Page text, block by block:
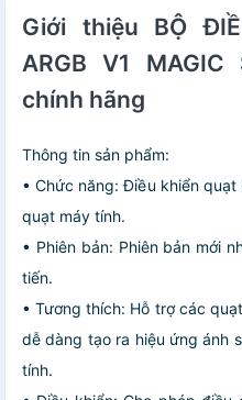
Giới thiệu BỘ
ARGB V1
chính hãng
Thông tin sản phẩm:
• Chức năng: Điều khiển quạt
quạt máy tính.
• Phiên bản: Phiên bản mới
tiến.
• Tương thích: Hỗ trợ các
dễ dàng tạo ra hiệu ứng ánh
tính.